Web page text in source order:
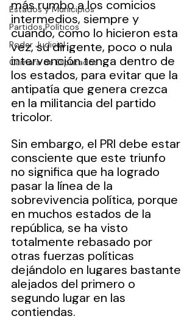
Estados y Municipios
Partidos Políticos
Poder Judicial
Cámara de Diputados
más rumbo a los comicios
intermedios, siempre y
cuando, como lo hicieron esta
vez, su dirigente, poco o nula
intervención tenga dentro de
los estados, para evitar que la
antipatía que genera crezca
en la militancia del partido
tricolor.
Sin embargo, el PRI debe estar
consciente que este triunfo
no significa que ha logrado
pasar la línea de la
sobrevivencia política, porque
en muchos estados de la
república, se ha visto
totalmente rebasado por
otras fuerzas políticas
dejándolo en lugares bastante
alejados del primero o
segundo lugar en las
contiendas.